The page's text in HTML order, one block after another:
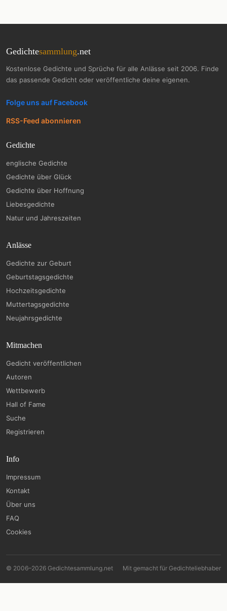
Gedichtesammlung.net
Kostenlose Gedichte und Sprüche für alle Anlässe seit 2006. Finde
das passende Gedicht oder veröffentliche deine eigenen.
Folge uns auf Facebook
RSS-Feed abonnieren
Gedichte
englische Gedichte
Gedichte über Glück
Gedichte über Hoffnung
Liebesgedichte
Natur und Jahreszeiten
Anlässe
Gedichte zur Geburt
Geburtstagsgedichte
Hochzeitsgedichte
Muttertagsgedichte
Neujahrsgedichte
Mitmachen
Gedicht veröffentlichen
Autoren
Wettbewerb
Hall of Fame
Suche
Registrieren
Info
Impressum
Kontakt
Über uns
FAQ
Cookies
© 2006–2026 Gedichtesammlung.net Mit gemacht für Gedichteliebhaber